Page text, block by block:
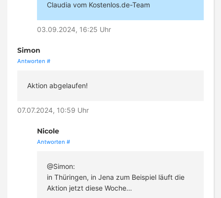
Claudia vom Kostenlos.de-Team
03.09.2024, 16:25 Uhr
Simon
Antworten #
Aktion abgelaufen!
07.07.2024, 10:59 Uhr
Nicole
Antworten #
@Simon:
in Thüringen, in Jena zum Beispiel läuft die
Aktion jetzt diese Woche…